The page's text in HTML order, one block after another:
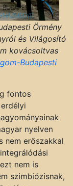
Örmény
és Világosító
kovácsoltvas
Budapesti
fontos
nyelven
nem erőszakkal
integrálódási
nem is
szimbiózisnak,